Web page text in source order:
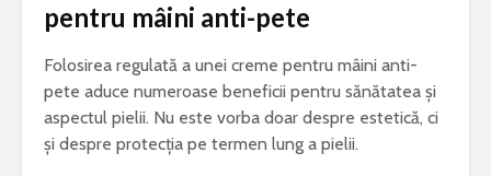
pentru mâini anti-pete
Folosirea regulată a unei creme pentru mâini anti-
pete aduce numeroase beneficii pentru sănătatea și
aspectul pielii. Nu este vorba doar despre estetică, ci
și despre protecția pe termen lung a pielii.